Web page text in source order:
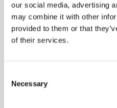
our social media, advertising
may combine it with other
provided to them or that
of their services.
Selection
Necessary
Skaitmeninė
ir pigesnis būdas
vartotojus ir
santykius
veiksmingų būdų